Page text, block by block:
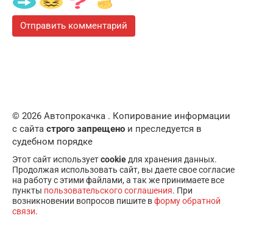
© 2026 Автопрокачка . Копирование информации
с сайта строго запрещено и преследуется в
судебном порядке
Этот сайт используетcookieдля хранения данных.
Продолжая использовать сайт, вы даете свое согласие
на работу с этими файлами, а так же принимаете все
пункты пользовательского соглашения. При
возникновении вопросов пишите вформу обратной
связи.